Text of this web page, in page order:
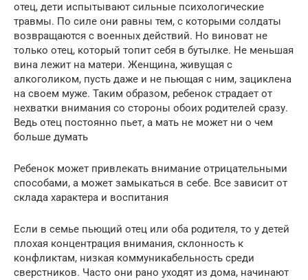
отец, дети испытывают сильные психологические
травмы. По силе они равны тем, с которыми солдаты
возвращаются с военных действий. Но виноват не
только отец, который топит себя в бутылке. Не меньшая
вина лежит на матери. Женщина, живущая с
алкоголиком, пусть даже и не пьющая с ним, зациклена
на своем муже. Таким образом, ребенок страдает от
нехватки внимания со стороны обоих родителей сразу.
Ведь отец постоянно пьет, а мать не может ни о чем
больше думать
Ребенок может привлекать внимание отрицательными
способами, а может замыкаться в себе. Все зависит от
склада характера и воспитания
Если в семье пьющий отец или оба родителя, то у детей
плохая концентрация внимания, склонность к
конфликтам, низкая коммуникабельность среди
сверстников. Часто они рано уходят из дома, начинают